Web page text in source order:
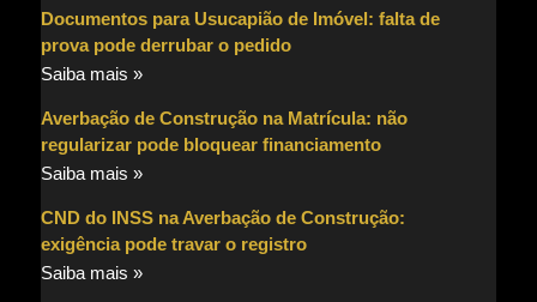
Documentos para Usucapião de Imóvel: falta de
prova pode derrubar o pedido
Saiba mais »
Averbação de Construção na Matrícula: não
regularizar pode bloquear financiamento
Saiba mais »
CND do INSS na Averbação de Construção:
exigência pode travar o registro
Saiba mais »